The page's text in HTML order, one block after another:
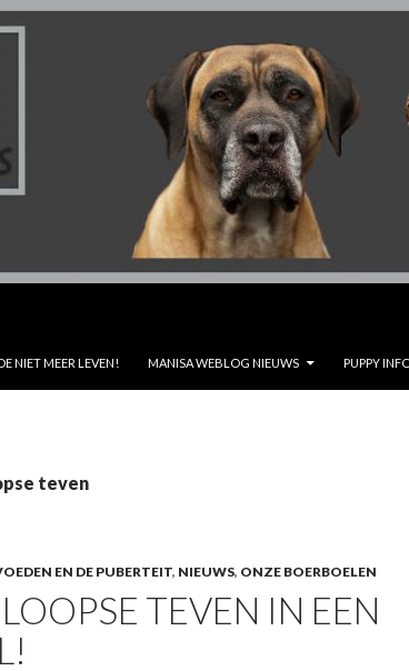
NIET MEER LEVEN! MANISA WEBLOG NIEUWS PUPPY
teven
EN DE PUBERTEIT, NIEUWS, ONZE BOERBOELEN
TEVEN IN EEN